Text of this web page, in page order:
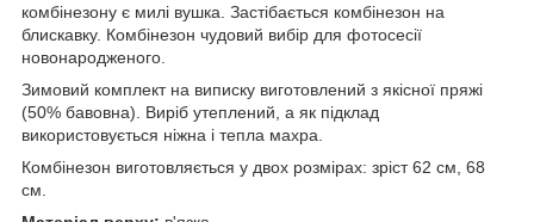
комбінезону є милі вушка. Застібається комбінезон на
блискавку. Комбінезон чудовий вибір для фотосесії
новонародженого.
Зимовий комплект на виписку виготовлений з якісної пряжі
(50% бавовна). Виріб утеплений, а як підклад
використовується ніжна і тепла махра.
Комбінезон виготовляється у двох розмірах: зріст 62 см, 68
см.